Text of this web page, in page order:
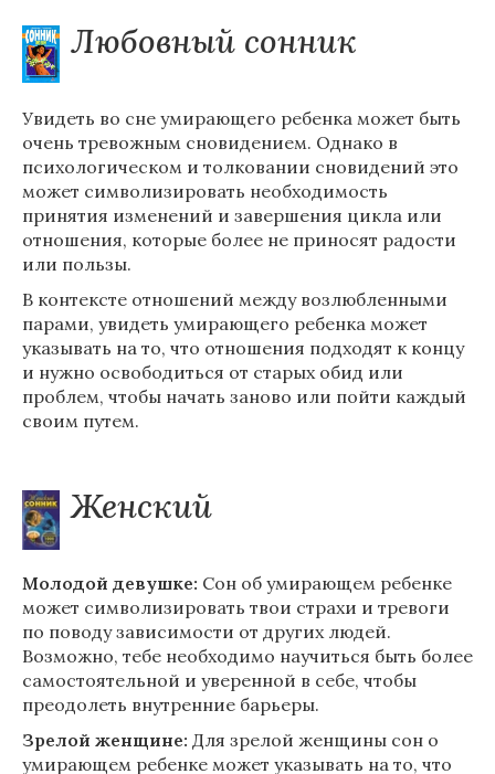
Любовный сонник
Увидеть во сне умирающего ребенка может быть
очень тревожным сновидением. Однако в
психологическом и толковании сновидений это
может символизировать необходимость
принятия изменений и завершения цикла или
отношения, которые более не приносят радости
или пользы.
В контексте отношений между возлюбленными
парами, увидеть умирающего ребенка может
указывать на то, что отношения подходят к концу
и нужно освободиться от старых обид или
проблем, чтобы начать заново или пойти каждый
своим путем.
Женский
Молодой девушке: Сон об умирающем ребенке
может символизировать твои страхи и тревоги
по поводу зависимости от других людей.
Возможно, тебе необходимо научиться быть более
самостоятельной и уверенной в себе, чтобы
преодолеть внутренние барьеры.
Зрелой женщине: Для зрелой женщины сон о
умирающем ребенке может указывать на то, что